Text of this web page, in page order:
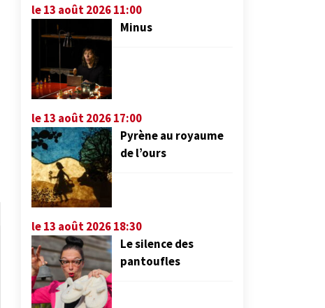
le 13 août 2026 11:00
Minus
le 13 août 2026 17:00
Pyrène au royaume
de l’ours
le 13 août 2026 18:30
Le silence des
pantoufles